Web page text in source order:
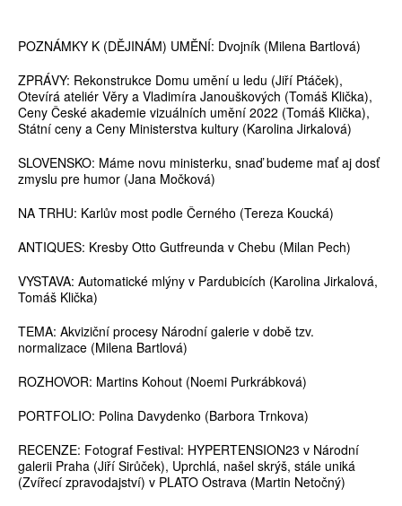
POZNÁMKY K (DĚJINÁM) UMĚNÍ: Dvojník (Milena Bartlová)
ZPRÁVY: Rekonstrukce Domu umění u ledu (Jiří Ptáček),
Otevírá ateliér Věry a Vladimíra Janouškových (Tomáš Klička),
Ceny České akademie vizuálních umění 2022 (Tomáš Klička),
Státní ceny a Ceny Ministerstva kultury (Karolina Jirkalová)
SLOVENSKO: Máme novu ministerku, snaď budeme mať aj dosť
zmyslu pre humor (Jana Močková)
NA TRHU: Karlův most podle Černého (Tereza Koucká)
ANTIQUES: Kresby Otto Gutfreunda v Chebu (Milan Pech)
VYSTAVA: Automatické mlýny v Pardubicích (Karolina Jirkalová,
Tomáš Klička)
TEMA: Akviziční procesy Národní galerie v době tzv.
normalizace (Milena Bartlová)
ROZHOVOR: Martins Kohout (Noemi Purkrábková)
PORTFOLIO: Polina Davydenko (Barbora Trnkova)
RECENZE: Fotograf Festival: HYPERTENSION23 v Národní
galerii Praha (Jiří Sirůček), Uprchlá, našel skrýš, stále uniká
(Zvířecí zpravodajství) v PLATO Ostrava (Martin Netočný)